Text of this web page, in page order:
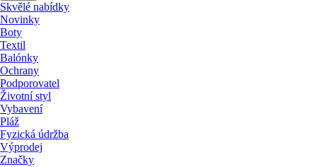
Skvělé nabídky
Novinky
Boty
Textil
Balónky
Ochrany
Podporovatel
Životní styl
Vybavení
Pláž
Fyzická údržba
Výprodej
Značky